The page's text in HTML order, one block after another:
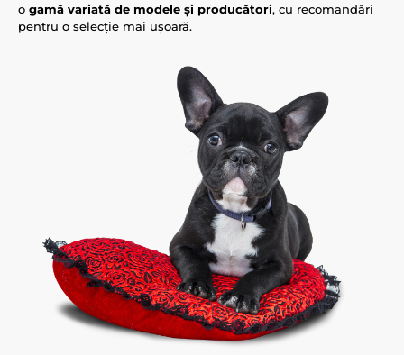
o gamă variată de modele și producători, cu recomandări
pentru o selecție mai ușoară.